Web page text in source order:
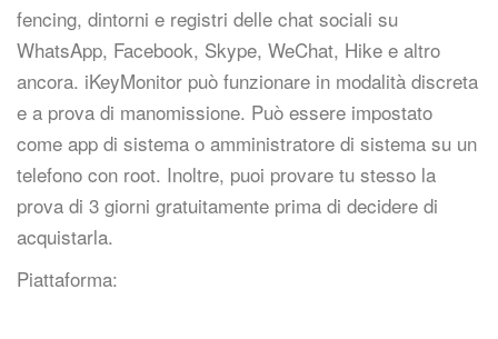
fencing, dintorni e registri delle chat sociali su
WhatsApp, Facebook, Skype, WeChat, Hike e altro
ancora. iKeyMonitor può funzionare in modalità discreta
e a prova di manomissione. Può essere impostato
come app di sistema o amministratore di sistema su un
telefono con root. Inoltre, puoi provare tu stesso la
prova di 3 giorni gratuitamente prima di decidere di
acquistarla.
Piattaforma: